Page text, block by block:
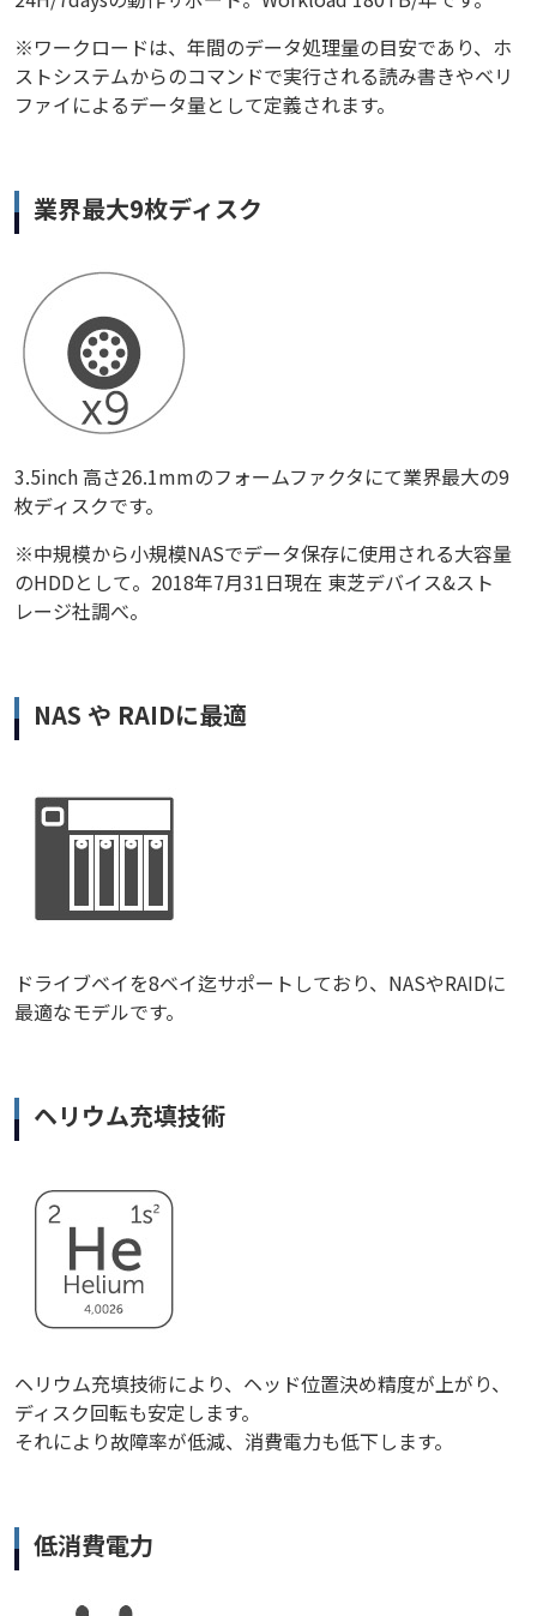
※ワークロードは、年間のデータ処理量の目安であり、ホ
ストシステムからのコマンドで実行される読み書きやベリ
ファイによるデータ量として定義されます。
業界最大9枚ディスク
3.5inch 高さ26.1mmのフォームファクタにて業界最大の9
枚ディスクです。
※中規模から小規模NASでデータ保存に使用される大容量
のHDDとして。2018年7月31日現在 東芝デバイス&スト
レージ社調べ。
NAS や RAIDに最適
ドライブベイを8ベイ迄サポートしており、NASやRAIDに
最適なモデルです。
ヘリウム充填技術
ヘリウム充填技術により、ヘッド位置決め精度が上がり、
ディスク回転も安定します。
それにより故障率が低減、消費電力も低下します。
低消費電力